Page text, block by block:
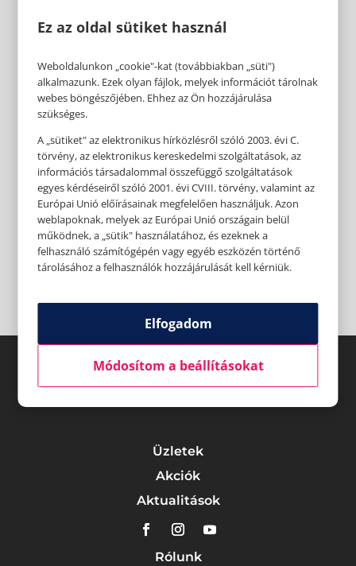
Üzletek
Akciók
Aktualitások
Rólunk
Ez az oldal sütiket használ
Weboldalunkon „cookie"-kat (továbbiakban „süti")
alkalmazunk. Ezek olyan fájlok, melyek információt tárolnak
webes böngészőjében. Ehhez az Ön hozzájárulása
szükséges.
A „sütiket" az elektronikus hírközlésről szóló 2003. évi C.
törvény, az elektronikus kereskedelmi szolgáltatások, az
információs társadalommal összefüggő szolgáltatások
egyes kérdéseiről szóló 2001. évi CVIII. törvény, valamint az
Európai Unió előírásainak megfelelően használjuk. Azon
weblapoknak, melyek az Európai Unió országain belül
működnek, a „sütik" használatához, és ezeknek a
felhasználó számítógépén vagy egyéb eszközén történő
tárolásához a felhasználók hozzájárulását kell kérniük.
Elfogadom
Módosítom a beállításokat